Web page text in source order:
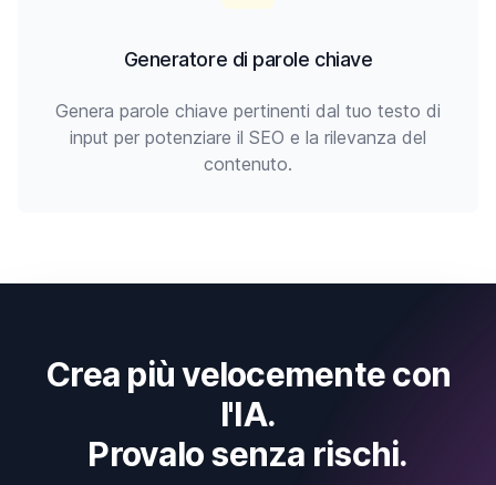
Generatore di parole chiave
Genera parole chiave pertinenti dal tuo testo di
input per potenziare il SEO e la rilevanza del
contenuto.
Crea più velocemente con
l'IA.
Provalo senza rischi.